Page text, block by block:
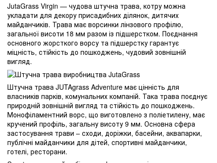
JutaGrass Virgin — чудова штучна трава, котру можна
укладати для декору присадибних ділянок, дитячих
майданчиків. Трава має ворсинки лінзового профілю,
загальної висоти 18 мм разом із підшерстком. Поєднання
основного жорсткого ворсу та підшерстку гарантує
міцність, стійкість до пошкоджень, чудовий зовнішній
вигляд.
Штучна трава JUTAgrass Adventure має цінність для
власників парків, комунальних компаній. Така трава поєднує
природній зовнішній вигляд та стійкість до пошкоджень.
Монофіламентний ворс, що виготовлено з поліетилену, має
кручений профіль, загальну висоту 9 мм. Основна сфера
застосування трави – сходи, доріжки, басейни, аквапарки,
публічні майданчики для дітей, спортивні майданчики,
готелі, ресторани.